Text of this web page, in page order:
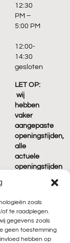
zoals
of te raadplegen.
gegevens zoals
geen toestemming
hebben op
12:30
PM –
5:00 PM
12:00-
14:30
gesloten
LET OP:
wij
hebben
vaker
aangepaste
openingstijden,
alle
actuele
openingstijden